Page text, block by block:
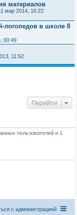
материалов
мар 2014, 16:22
логопедов в школе 8
00:49
11:52
Перейти
пользователей и 1
с администрацией